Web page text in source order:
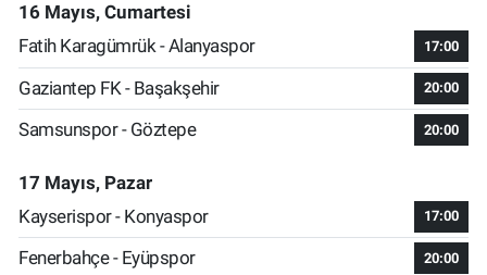
16 Mayıs, Cumartesi
Fatih Karagümrük - Alanyaspor
17:00
Gaziantep FK - Başakşehir 20:00
Samsunspor - Göztepe 20:00
17 Mayıs, Pazar
Kayserispor - Konyaspor
17:00
Fenerbahçe - Eyüpspor 20:00